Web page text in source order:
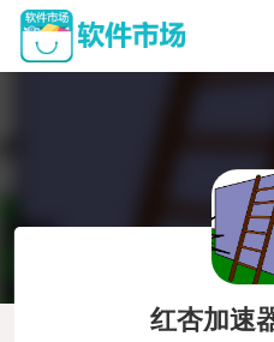
红杏加速